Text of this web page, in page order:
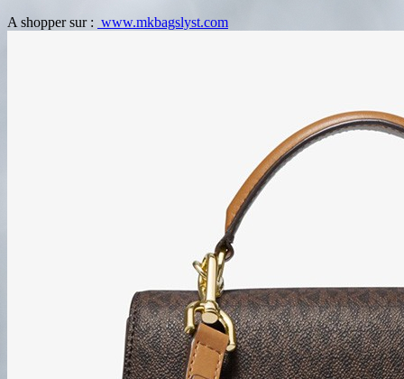
A shopper sur : www.mkbagslyst.com